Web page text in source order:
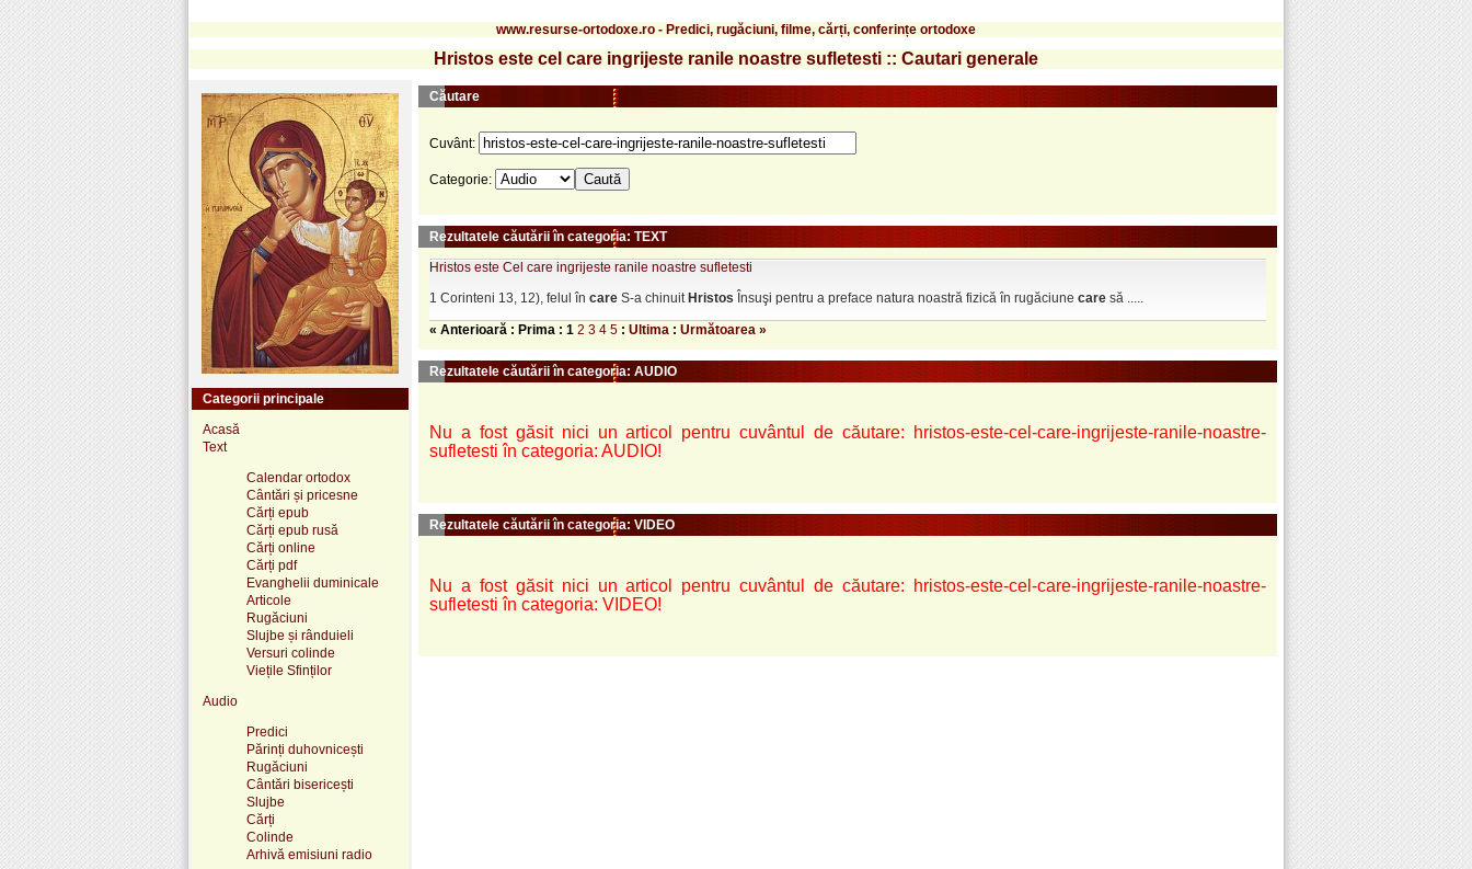
www.resurse-ortodoxe.ro - Predici, rugăciuni, filme, cărți, conferințe ortodoxe
Hristos este cel care ingrijeste ranile noastre sufletesti :: Cautari generale
Categorii principale
Acasă
Text
Calendar ortodox
Cântări și pricesne
Cărți epub
Cărți epub rusă
Cărți online
Cărți pdf
Evanghelii duminicale
Articole
Rugăciuni
Slujbe și rânduieli
Versuri colinde
Viețile Sfinților
Audio
Predici
Părinți duhovnicești
Rugăciuni
Cântări bisericești
Slujbe
Cărți
Colinde
Arhivă emisiuni radio
Căutare
Cuvânt:
Categorie:
Rezultatele căutării în categoria: TEXT
Hristos este Cel care ingrijeste ranile noastre sufletesti
1 Corinteni 13, 12), felul în care S-a chinuit Hristos Însuşi pentru a preface natura noastră fizică în rugăciune care să .....
« Anterioară : Prima : 1 2 3 4 5 : Ultima : Următoarea »
Rezultatele căutării în categoria: AUDIO
Nu a fost găsit nici un articol pentru cuvântul de căutare: hristos-este-cel-care-ingrijeste-ranile-noastre-
sufletesti în categoria: AUDIO!
Rezultatele căutării în categoria: VIDEO
Nu a fost găsit nici un articol pentru cuvântul de căutare: hristos-este-cel-care-ingrijeste-ranile-noastre-
sufletesti în categoria: VIDEO!